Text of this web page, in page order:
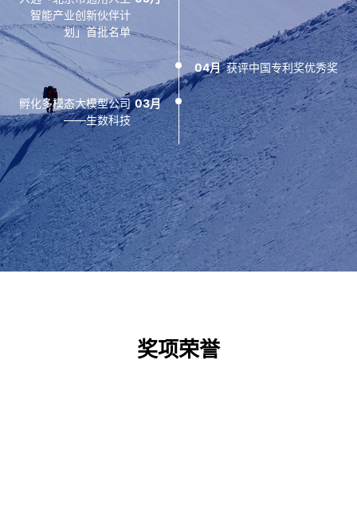
智能产业创新伙伴计
划」首批名单
04月 获评中国专利奖优秀奖
03月
孵化多模态大模型公司
——生数科技
2022）圆满收官
08月
荣获国家级专精特新
“小巨人”企业称号
05月
RealSafe、
RealCenter两大产品
平台同时入选工信部人
工智能产业揭榜单位名
单
04月 首席科学家张钹、朱军
团队获ICLR 2022杰出
论文奖
02月
发布《深度合成十大趋
中共中央政治局委员、
北京市委书记蔡奇调研
瑞莱智慧RealAI
11月
发布人工智能安全靶场
RealRange
10月
完成超3亿元人民币A
轮融资
09月 “安全可控可靠的新一
代人工智能平台”荣膺
世界互联网大会领先科
技成果奖
08月
承办首届全球数字经济
06月
国际安全极客大赛
GeekPwn首届CAAD
虚假人脸AI识别大赛冠
军
08月 成为全国信标委人工智
能分委会首批会员单位
06月
与北京智源人工智能研
究院联合设立安全人工
智能创新中心
04月 发布世界首个针对算法
模型安全的检测平台
——人工智能安全平台
RealSafe
完成数千万人民币天使
+轮融资
奖项荣誉